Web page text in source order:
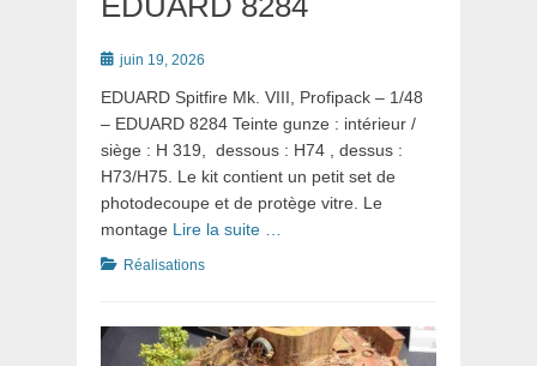
Postéjuin 19, 2026
EDUARD Spitfire Mk. VIII, Profipack – 1/48
– EDUARD 8284 Teinte gunze : intérieur /
siège : H 319, dessous : H74 , dessus :
H73/H75. Le kit contient un petit set de
photodecoupe et de protège vitre. Le
montage Lire la suite …
Catégories
Réalisations